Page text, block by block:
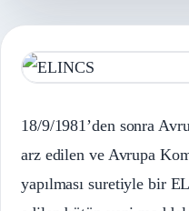
18/9/1981’den sonra
arz edilen ve Avrupa
yapılması suretiyle bir